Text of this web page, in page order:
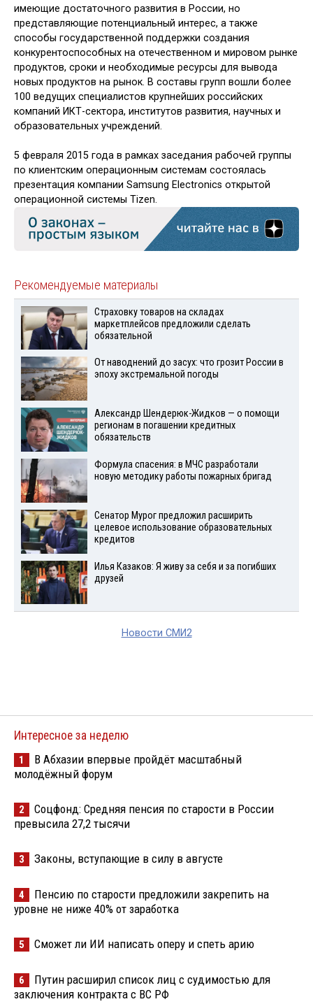
имеющие достаточного развития в России, но
представляющие потенциальный интерес, а также
способы государственной поддержки создания
конкурентоспособных на отечественном и мировом рынке
продуктов, сроки и необходимые ресурсы для вывода
новых продуктов на рынок. В составы групп вошли более
100 ведущих специалистов крупнейших российских
компаний ИКТ-сектора, институтов развития, научных и
образовательных учреждений.
5 февраля 2015 года в рамках заседания рабочей группы
по клиентским операционным системам состоялась
презентация компании Samsung Electronics открытой
операционной системы Tizen.
Рекомендуемые материалы
Страховку товаров на складах
маркетплейсов предложили сделать
обязательной
От наводнений до засух: что грозит России в
эпоху экстремальной погоды
Александр Шендерюк-Жидков — о помощи
регионам в погашении кредитных
обязательств
Формула спасения: в МЧС разработали
новую методику работы пожарных бригад
Сенатор Мурог предложил расширить
целевое использование образовательных
кредитов
Илья Казаков: Я живу за себя и за погибших
друзей
Новости СМИ2
Интересное за неделю
1
В Абхазии впервые пройдёт масштабный
молодёжный форум
2
Соцфонд: Средняя пенсия по старости в России
превысила 27,2 тысячи
3 Законы, вступающие в силу в августе
4
Пенсию по старости предложили закрепить на
уровне не ниже 40% от заработка
5 Сможет ли ИИ написать оперу и спеть арию
6
Путин расширил список лиц с судимостью для
заключения контракта с ВС РФ